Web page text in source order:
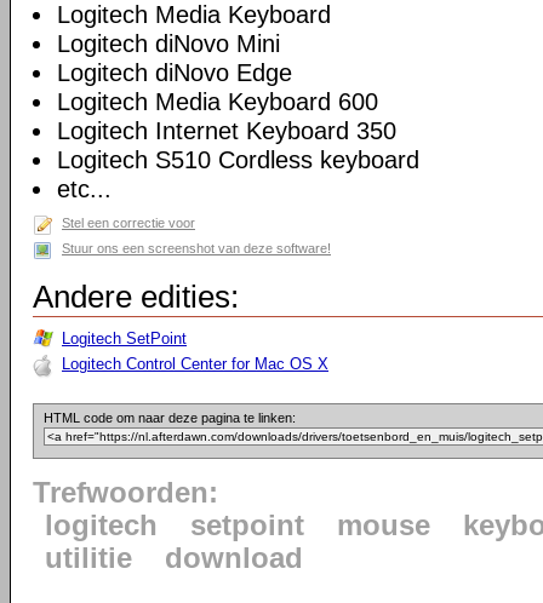
Logitech Media Keyboard
Logitech diNovo Mini
Logitech diNovo Edge
Logitech Media Keyboard 600
Logitech Internet Keyboard 350
Logitech S510 Cordless keyboard
etc...
Stel een correctie voor
Stuur ons een screenshot van deze software!
Andere edities:
Logitech SetPoint
Logitech Control Center for Mac OS X
HTML code om naar deze pagina te linken:
Trefwoorden:
logitech
setpoint mouse
utilitie
download